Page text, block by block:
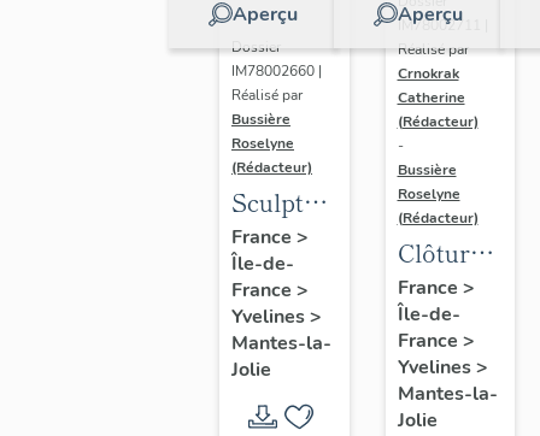
Aperçu
Dossier
IM78002660 |
Réalisé par
Bussière
Roselyne
(Rédacteur)
Sculpture
: la
Ronde
France >
Île-de-
France >
Yvelines>
Mantes-la-
Jolie
Aperçu
IM78002711 |
Réalisé par
Crnokrak
Catherine
(Rédacteur)
-
Bussière
Roselyne
(Rédacteur)
Clôture
de
chœur
France >
Île-de-
France >
Yvelines>
Mantes-la-
Jolie